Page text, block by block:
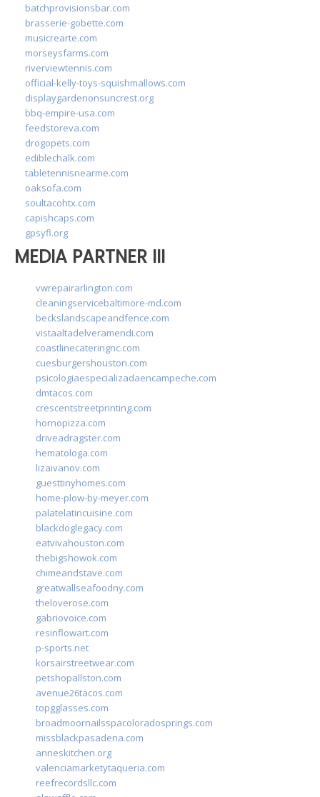
batchprovisionsbar.com
brasserie-gobette.com
musicrearte.com
morseysfarms.com
riverviewtennis.com
official-kelly-toys-squishmallows.com
displaygardenonsuncrest.org
bbq-empire-usa.com
feedstoreva.com
drogopets.com
ediblechalk.com
tabletennisnearme.com
oaksofa.com
soultacohtx.com
capishcaps.com
gpsyfl.org
MEDIA PARTNER III
vwrepairarlington.com
cleaningservicebaltimore-md.com
beckslandscapeandfence.com
vistaaltadelveramendi.com
coastlinecateringnc.com
cuesburgershouston.com
psicologiaespecializadaencampeche.com
dmtacos.com
crescentstreetprinting.com
hornopizza.com
driveadragster.com
hematologa.com
lizaivanov.com
guesttinyhomes.com
home-plow-by-meyer.com
palatelatincuisine.com
blackdoglegacy.com
eatvivahouston.com
thebigshowok.com
chimeandstave.com
greatwallseafoodny.com
theloverose.com
gabriovoice.com
resinflowart.com
p-sports.net
korsairstreetwear.com
petshopallston.com
avenue26tacos.com
topgglasses.com
broadmoornailsspacoloradosprings.com
missblackpasadena.com
anneskitchen.org
valenciamarketytaqueria.com
reefrecordsllc.com